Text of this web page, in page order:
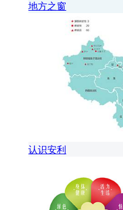
地方之窗
认识安利